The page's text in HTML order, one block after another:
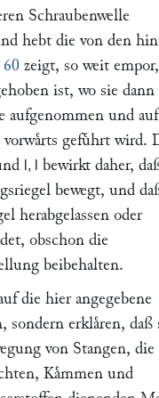
Schraubenwelle
hebt die von den
zeigt, so weit
ist, wo sie dann
aufgenommen und auf
vorwaͤrts gefuͤhrt wird.
l, l
bewirkt daher,
bewegt, und
herabgelassen oder
obschon die
beibehalten.
die hier angegebene
erklaͤren, daß
von Stangen,
Kaͤmmen und